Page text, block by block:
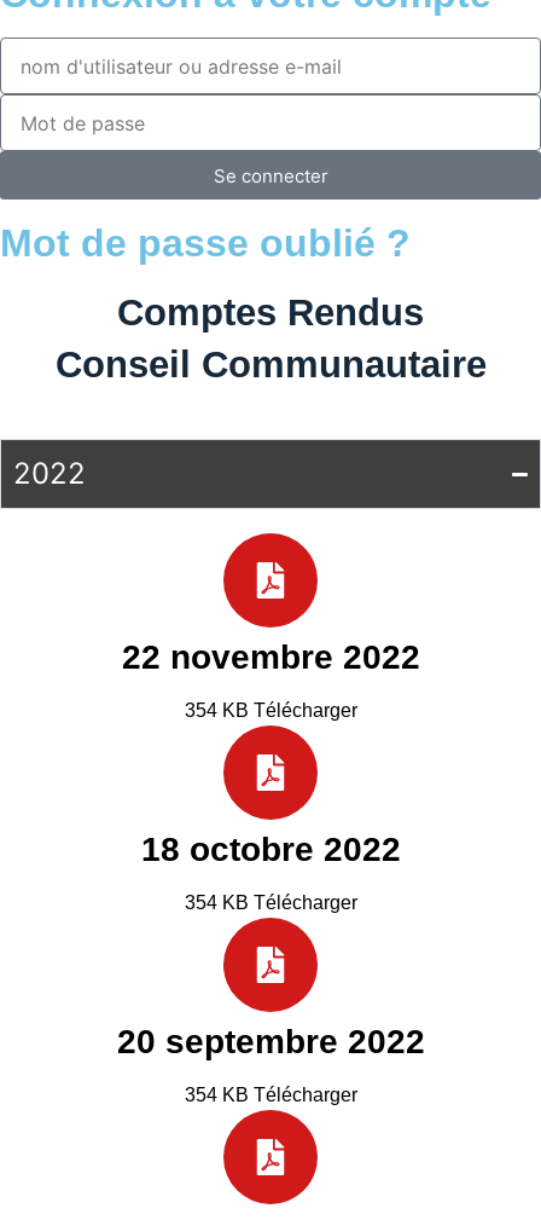
Se connecter
Mot de passe oublié ?
Comptes Rendus
Conseil Communautaire
2022
22 novembre 2022
354 KB Télécharger
18 octobre 2022
354 KB Télécharger
20 septembre 2022
354 KB Télécharger